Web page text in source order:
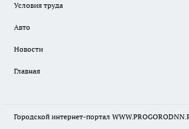
Условия труда
Авто
Новости
Главная
Городской интернет-портал